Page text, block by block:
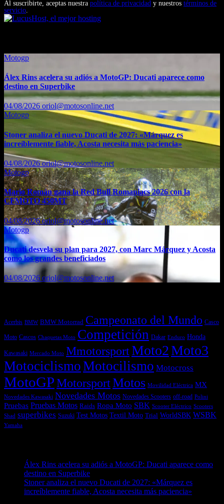
Al suscribirte, aceptas nuestra política de privacidad y nuestros términos de
servicio.
Motogp
Álex Rins acelera su adiós a MotoGP: Ducati aparece como
destino en Superbike
04/08/2026 oriol@motosonline.net
Motogp
Stoner analiza el nuevo Ducati de 2027: «Márquez es
increíblemente fiable, Acosta necesita más paciencia»
04/08/2026oriol@motosonline.net
Motogp
Mario Román gana la Red Bull Romaniacs 2026 con la
CFMOTO 450MT
04/08/2026oriol@motosonline.net
Motogp
Ducati desvela su plan para 2027, con Marc Márquez y Acosta
como los grandes beneficiados
04/08/2026 oriol@motosonline.net
Acerbis BMW BMW Motorrad Campeonato del Mundo Casco
Moto Cascos Chaquetas Moto Competición Dakar Enduro Honda
Kawasaki Mercado Moto MmotorsportMoto2Moto3
MotociclismoMotocilismo Motocross
MotoGPMotorsportMotos Movilidad Eléctrica MX
Novedades Kawasaki Novedades Motos Novedades Scooters off-road Polini
Pruebas Pruebas Motos Raids Ropa Moto SBK Scooter Eléctrico Scooters
Shad superbikes Suzuki Test Motos Textil Moto Trial WorldSBK WSBK
Yamaha
Álex Rins acelera su adiós a MotoGP: Ducati aparece como
destino en Superbike
Stoner analiza el nuevo Ducati de 2027: «Márquez es
increíblemente fiable, Acosta necesita más paciencia»